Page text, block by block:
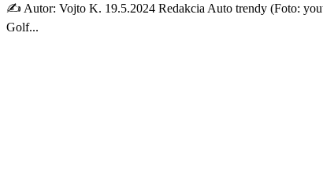
✍️ Autor: Vojto K. 19.5.2024 Redakcia Auto trendy (Foto:
Golf...